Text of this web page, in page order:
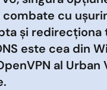
combate cu
și redirecționa
este cea din
al Urban